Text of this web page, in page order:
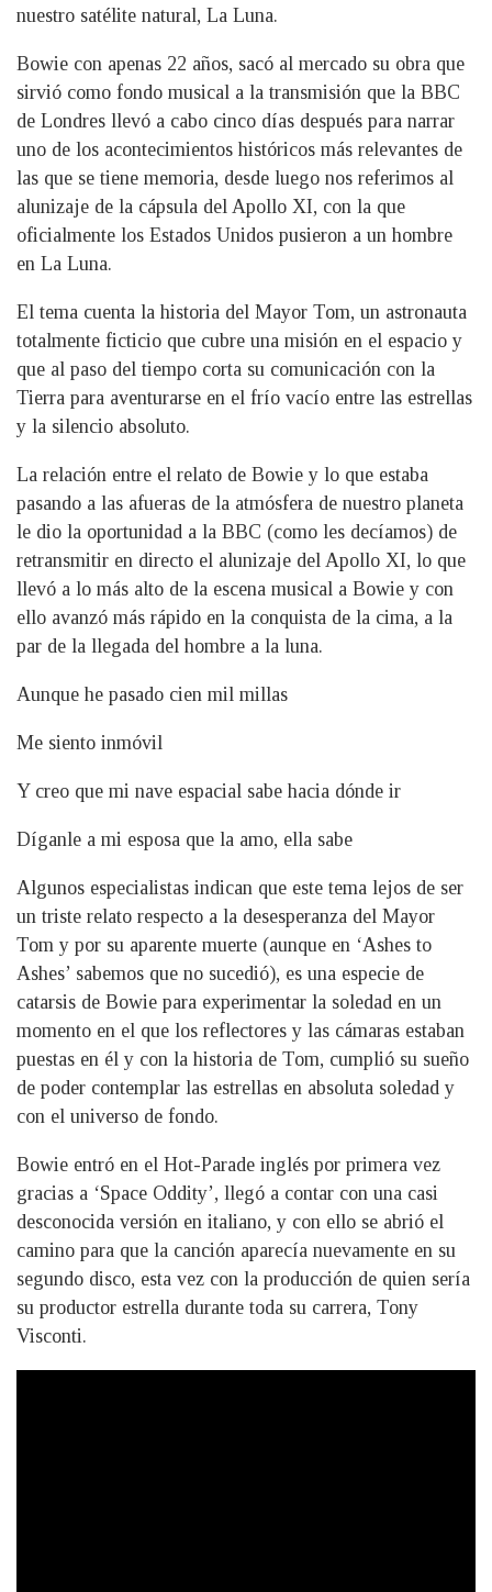
nuestro satélite natural, La Luna.
Bowie con apenas 22 años, sacó al mercado su obra que
sirvió como fondo musical a la transmisión que la BBC
de Londres llevó a cabo cinco días después para narrar
uno de los acontecimientos históricos más relevantes de
las que se tiene memoria, desde luego nos referimos al
alunizaje de la cápsula del Apollo XI, con la que
oficialmente los Estados Unidos pusieron a un hombre
en La Luna.
El tema cuenta la historia del Mayor Tom, un astronauta
totalmente ficticio que cubre una misión en el espacio y
que al paso del tiempo corta su comunicación con la
Tierra para aventurarse en el frío vacío entre las estrellas
y la silencio absoluto.
La relación entre el relato de Bowie y lo que estaba
pasando a las afueras de la atmósfera de nuestro planeta
le dio la oportunidad a la BBC (como les decíamos) de
retransmitir en directo el alunizaje del Apollo XI, lo que
llevó a lo más alto de la escena musical a Bowie y con
ello avanzó más rápido en la conquista de la cima, a la
par de la llegada del hombre a la luna.
Aunque he pasado cien mil millas
Me siento inmóvil
Y creo que mi nave espacial sabe hacia dónde ir
Díganle a mi esposa que la amo, ella sabe
Algunos especialistas indican que este tema lejos de ser
un triste relato respecto a la desesperanza del Mayor
Tom y por su aparente muerte (aunque en ‘Ashes to
Ashes’ sabemos que no sucedió), es una especie de
catarsis de Bowie para experimentar la soledad en un
momento en el que los reflectores y las cámaras estaban
puestas en él y con la historia de Tom, cumplió su sueño
de poder contemplar las estrellas en absoluta soledad y
con el universo de fondo.
Bowie entró en el Hot-Parade inglés por primera vez
gracias a ‘Space Oddity’, llegó a contar con una casi
desconocida versión en italiano, y con ello se abrió el
camino para que la canción aparecía nuevamente en su
segundo disco, esta vez con la producción de quien sería
su productor estrella durante toda su carrera, Tony
Visconti.